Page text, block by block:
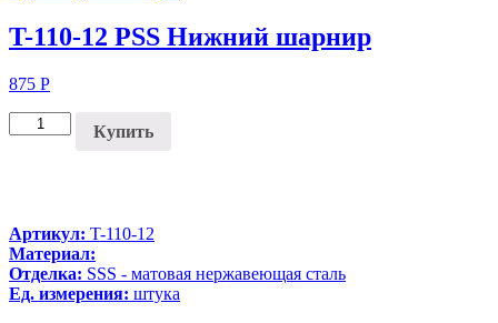
T-110-12 PSS Нижний шарнир
875 Р
Купить
Артикул: T-110-12
Материал:
Отделка: SSS - матовая нержавеющая сталь
Ед. измерения: штука